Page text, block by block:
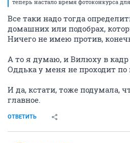
теперь настало время фотоконкурса
Все таки надо тогда
домашних или подобрах,
Ничего не имею против,
А то я думаю, и Вилюху в кадр
Оддька у меня не проходит по
И да, кстати, тоже подумала,
главное.
ОТВЕТИТЬ